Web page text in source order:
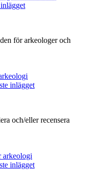
för arkeologer och
inlägget
och/eller recensera
arkeologi
inlägget